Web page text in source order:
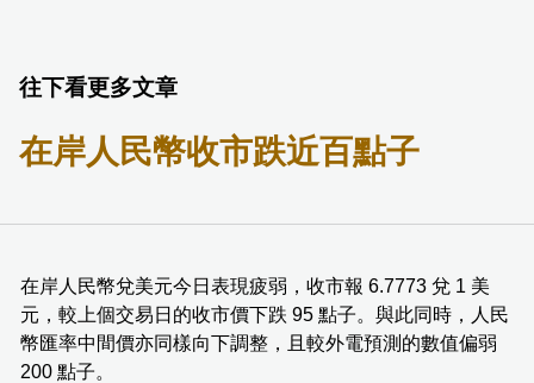
往下看更多文章
在岸人民幣收市跌近百點子
在岸人民幣兌美元今日表現疲弱，收市報 6.7773 兌 1 美
元，較上個交易日的收市價下跌 95 點子。與此同時，人民
幣匯率中間價亦同樣向下調整，且較外電預測的數值偏弱
200 點子。